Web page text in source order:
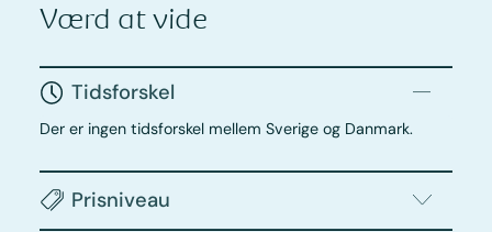
Værd at vide
Tidsforskel
Der er ingen tidsforskel mellem Sverige og Danmark.
Prisniveau